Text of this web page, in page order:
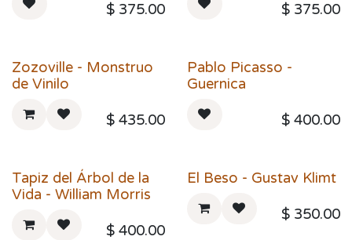
$ 375.00 $ 375.00
Zozoville - Monstruo
de Vinilo
$ 435.00
Pablo Picasso -
Guernica
$ 400.00
Tapiz del Árbol de la
Vida - William Morris
$ 400.00
El Beso - Gustav Klimt
$ 350.00